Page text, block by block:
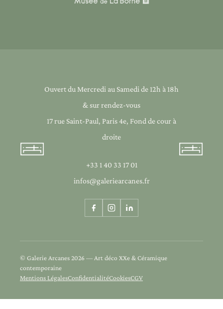
Ouvert du Mercredi au Samedi de 12h à 18h
& sur rendez-vous
17 rue Saint-Paul, Paris 4e, Fond de cour à
droite
+33 1 40 33 17 01
infos@galeriearcanes.fr
© Galerie Arcanes 2026 — Art déco XXe & Céramique
contemporaine
Mentions LégalesConfidentialitéCookiesCGV